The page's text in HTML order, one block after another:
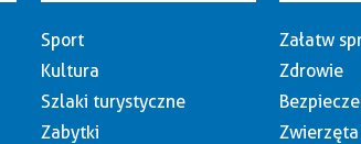
Sport
Kultura
Szlaki turystyczne
Zabytki
Załatw
Zdrowie